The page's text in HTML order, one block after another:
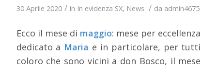
30 Aprile 2020 / in In evidenza SX, News / da admin4675
Ecco il mese di maggio: mese per eccellenza
dedicato a Maria e in particolare, per tutti
coloro che sono vicini a don Bosco, il mese